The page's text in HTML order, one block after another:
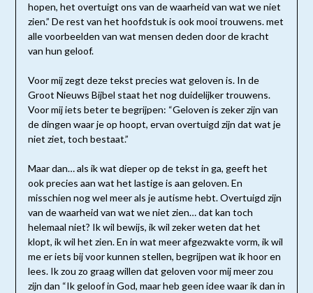
hopen, het overtuigt ons van de waarheid van wat we niet
zien.” De rest van het hoofdstuk is ook mooi trouwens. met
alle voorbeelden van wat mensen deden door de kracht
van hun geloof.
Voor mij zegt deze tekst precies wat geloven is. In de
Groot Nieuws Bijbel staat het nog duidelijker trouwens.
Voor mij iets beter te begrijpen: “Geloven is zeker zijn van
de dingen waar je op hoopt, ervan overtuigd zijn dat wat je
niet ziet, toch bestaat.”
Maar dan… als ik wat dieper op de tekst in ga, geeft het
ook precies aan wat het lastige is aan geloven. En
misschien nog wel meer als je autisme hebt. Overtuigd zijn
van de waarheid van wat we niet zien… dat kan toch
helemaal niet? Ik wil bewijs, ik wil zeker weten dat het
klopt, ik wil het zien. En in wat meer afgezwakte vorm, ik wil
me er iets bij voor kunnen stellen, begrijpen wat ik hoor en
lees. Ik zou zo graag willen dat geloven voor mij meer zou
zijn dan “Ik geloof in God, maar heb geen idee waar ik dan in